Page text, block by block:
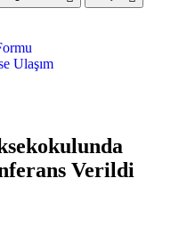
Ulaşım
Verildi